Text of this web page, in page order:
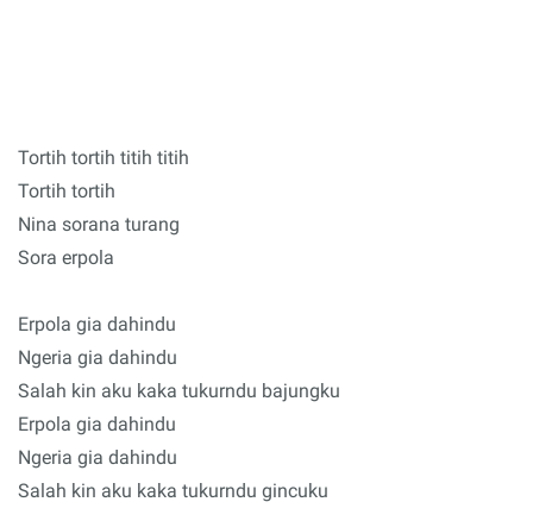
Tortih tortih titih titih
Tortih tortih
Nina sorana turang
Sora erpola
Erpola gia dahindu
Ngeria gia dahindu
Salah kin aku kaka tukurndu bajungku
Erpola gia dahindu
Ngeria gia dahindu
Salah kin aku kaka tukurndu gincuku